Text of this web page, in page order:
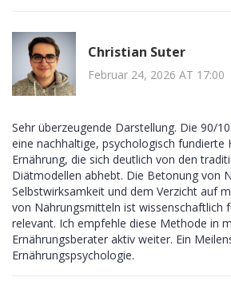
Christian Suter
Februar 24, 2026 AT 17:00
Sehr überzeugende Darstellung. Die 90/
eine nachhaltige, psychologisch fundierte
Ernährung, die sich deutlich von den
Diätmodellen abhebt. Die Betonung von
Selbstwirksamkeit und dem Verzicht auf
von Nahrungsmitteln ist wissenschaftlich
relevant. Ich empfehle diese Methode in
Ernährungsberater aktiv weiter. Ein
Ernährungspsychologie.